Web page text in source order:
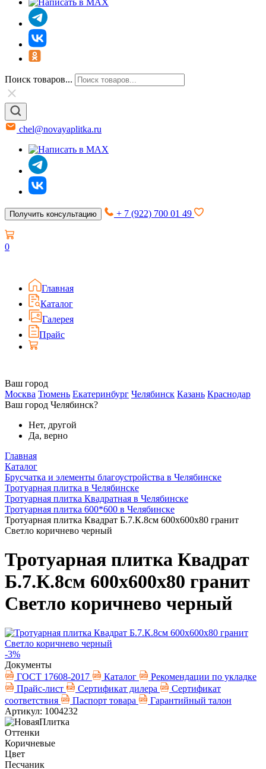
Поиск товаров...
chel@novayaplitka.ru
Получить консультацию + 7 (922) 700 01 49
0
Главная
Каталог
Галерея
Прайс
Ваш город
Москва Тюмень Екатеринбург Челябинск Казань Краснодар
Ваш город Челябинск?
Нет, другой
Да, верно
Главная
Каталог
Брусчатка и элементы благоустройства в Челябинске
Тротуарная плитка в Челябинске
Тротуарная плитка Квадратная в Челябинске
Тротуарная плитка 600*600 в Челябинске
Тротуарная плитка Квадрат Б.7.К.8см 600х600х80 гранит
Светло коричнево черный
Тротуарная плитка Квадрат
Б.7.К.8см 600х600х80 гранит
Светло коричнево черный
-3%
Документы
ГОСТ 17608-2017
Каталог
Рекомендации по укладке
Прайс-лист
Сертификат дилера
Сертификат
соответствия
Паспорт товара
Гарантийный талон
Артикул: 1004232
Оттенки
Коричневые
Цвет
Песчаник